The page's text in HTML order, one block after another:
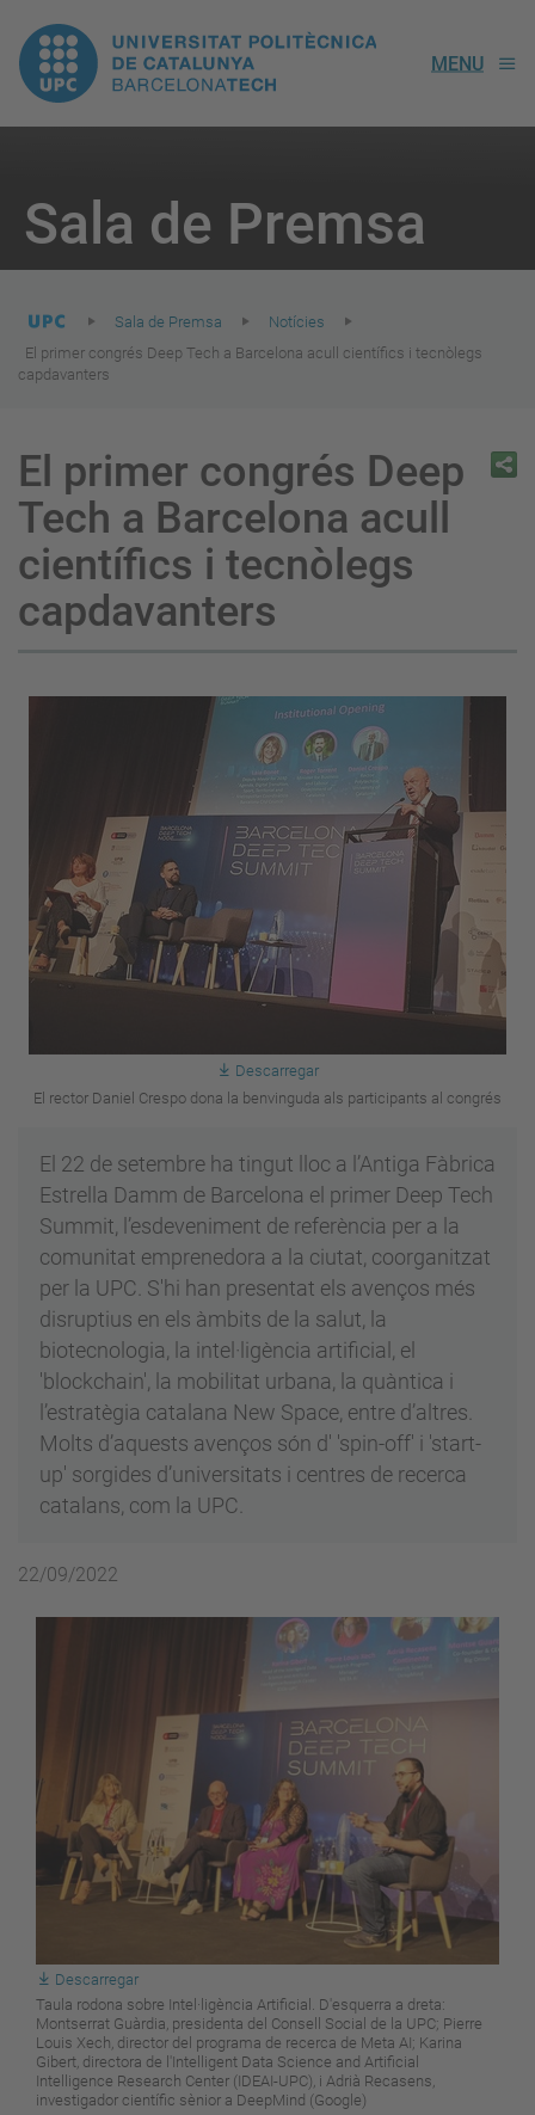
UPC.
Universitat
de
Catalunya
MENU
Sala de Premsa
here:
Sala de Premsa
Notícies
El primer congrés Deep Tech a Barcelona acull científics i tecnòlegs
capdavanters
El primer congrés Deep
Tech a Barcelona acull
científics i tecnòlegs
capdavanters
Descarregar
El rector Daniel Crespo dona la benvinguda als participants al congrés
El 22 de setembre ha tingut lloc a l’Antiga Fàbrica
Estrella Damm de Barcelona el primer Deep Tech
Summit, l’esdeveniment de referència per a la
comunitat emprenedora a la ciutat, coorganitzat
per la UPC. S'hi han presentat els avenços més
disruptius en els àmbits de la salut, la
biotecnologia, la intel·ligència artificial, el
'blockchain', la mobilitat urbana, la quàntica i
l’estratègia catalana New Space, entre d’altres.
Molts d’aquests avenços són d' 'spin-off' i 'start-
up' sorgides d’universitats i centres de recerca
catalans, com la UPC.
22/09/2022
Descarregar
Taula rodona sobre Intel·ligència Artificial. D'esquerra a dreta:
Montserrat Guàrdia, presidenta del Consell Social de la UPC; Pierre
Louis Xech, director del programa de recerca de Meta AI; Karina
Gibert, directora de l'Intelligent Data Science and Artificial
Intelligence Research Center (IDEAI-UPC), i Adrià Recasens,
investigador científic sènior a DeepMind (Google)